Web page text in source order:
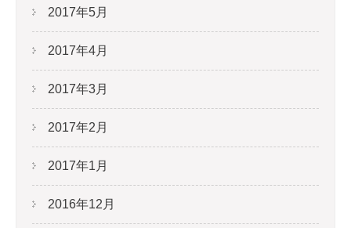
2017年5月
2017年4月
2017年3月
2017年2月
2017年1月
2016年12月